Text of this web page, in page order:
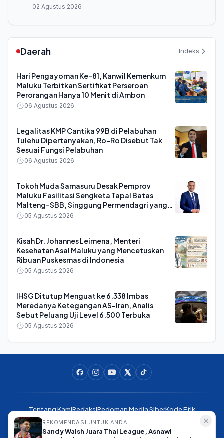
REKOMENDASI UNTUK ANDA
Sandy Walsh Juara Thai League, Asnawi
✕
02 Agustus 2026
Daerah Indeks
Hari Pengayoman Ke-81, Kanwil Kemenkum
Maluku Terbitkan Sertifikat Perseroan
Perorangan Hanya 10 Menit di Ambon
06 Agustus 2026
Legalitas KMP Cantika 99B di Pelabuhan
Tulehu Dipertanyakan, Ro-Ro Disebut Tak
Sesuai Fungsi Pelabuhan
06 Agustus 2026
Tokoh Muda Samasuru Desak Pemprov
Maluku Fasilitasi Sengketa Tapal Batas
Malteng-SBB, Singgung Permendagri yang
Dianggap Kontra Konstitusi
05 Agustus 2026
Kisah Dr. Johannes Leimena, Menteri
Kesehatan Asal Maluku yang Mencetuskan
Ribuan Puskesmas di Indonesia
05 Agustus 2026
IHSG Ditutup Menguat ke 6.338 Imbas
Meredanya Ketegangan AS-Iran, Analis
Sebut Peluang Uji Level 6.500 Terbuka
05 Agustus 2026
Tentang KamiRedaksiPedoman Media SiberKode Etik
Pedoman Ramah AnakDisclaimer